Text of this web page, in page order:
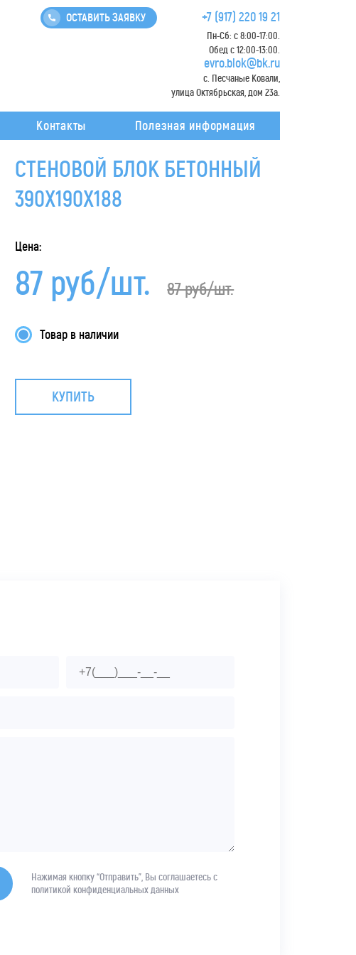
ОСТАВИТЬ ЗАЯВКУ +7 (917) 220 19 21
Пн-Сб: с 8:00-17:00.
Обед с 12:00-13:00.
evro.blok@bk.ru
с. Песчаные Ковали,
улица Октябрьская, дом 23а.
Контакты Полезная информация
СТЕНОВОЙ БЛОК БЕТОННЫЙ
390Х190Х188
Цена:
87 руб/шт. 87 руб/шт.
Товар в наличии
КУПИТЬ
Нажимая кнопку “Отправить”, Вы соглашаетесь с
политикой конфиденциальных данных